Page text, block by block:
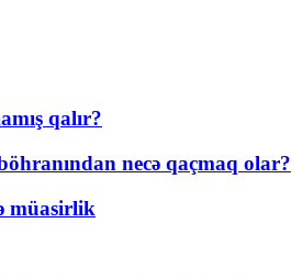
qalır?
necə qaçmaq olar?
müasirlik